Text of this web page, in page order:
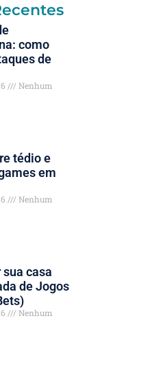
como
de
Nenhum
tédio e
em
Nenhum
casa
de Jogos
Nenhum